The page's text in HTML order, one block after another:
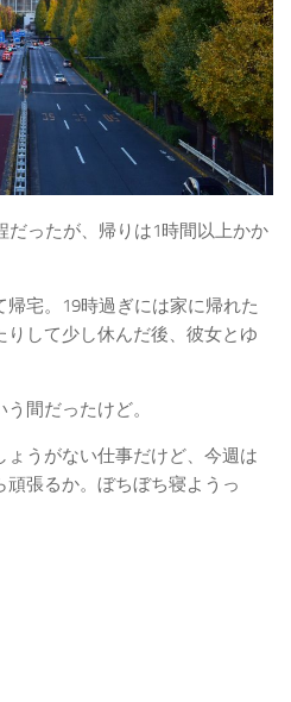
だったが、帰りは1時間以上かか
宅。19時過ぎには家に帰れた
して少し休んだ後、彼女とゆ
間だったけど。
ょうがない仕事だけど、今週は
頑張るか。ぼちぼち寝ようっ